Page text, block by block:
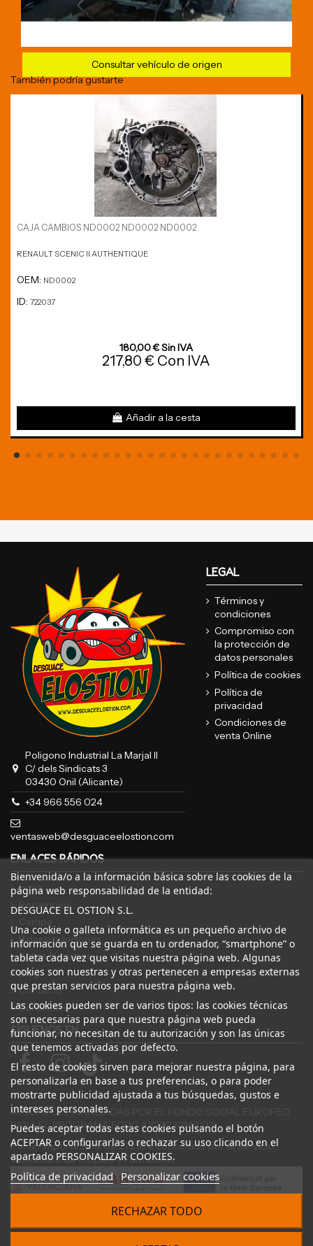
Consultar vehículo de origen
También podría gustarte
CAJA CAMBIOS ND0002 ND0002 ND0002
RENAULT SCENIC II AUTHENTIQUE
OEM: ND0002
ID: 722037
180,00 € Sin IVA
217,80 € Con IVA
Añadir a la cesta
Poligono Industrial La Marjal II
C/ dels Sindicats 3
03430 Onil (Alicante)
+34 966 556 024
ventasweb@desguaceelostion.com
LEGAL
Términos y
condiciones
Compromiso con
la protección de
datos personales
Política de cookies
Política de
privacidad
Condiciones de
venta Online
ENLACES RÁPIDOS
Inicio
Recambios
Bajas y tasaciones
Sobre Nosotros
Blog
Contacto
Canal Ético
Bienvenida/o a la información básica sobre las cookies de la
página web responsabilidad de la entidad:
DESGUACE EL OSTION S.L.
Una cookie o galleta informática es un pequeño archivo de
información que se guarda en tu ordenador, “smartphone” o
tableta cada vez que visitas nuestra página web. Algunas
cookies son nuestras y otras pertenecen a empresas externas
que prestan servicios para nuestra página web.
Las cookies pueden ser de varios tipos: las cookies técnicas
son necesarias para que nuestra página web pueda
funcionar, no necesitan de tu autorización y son las únicas
que tenemos activadas por defecto.
El resto de cookies sirven para mejorar nuestra página, para
personalizarla en base a tus preferencias, o para poder
mostrarte publicidad ajustada a tus búsquedas, gustos e
intereses personales.
Puedes aceptar todas estas cookies pulsando el botón
ACEPTAR o configurarlas o rechazar su uso clicando en el
apartado PERSONALIZAR COOKIES.
Política de privacidad Personalizar cookies
RECHAZAR TODO
SÍGUENOS EN
AYUDAS COFINANCIADAS POR EL FONDO SOCIAL EUROPEO
PARA EL PROGRAMA ECOGJU/2023/1143/03
Por un importe total de 27.216 € concedido por el Servicio
Valenciano de Empleo y Formación.